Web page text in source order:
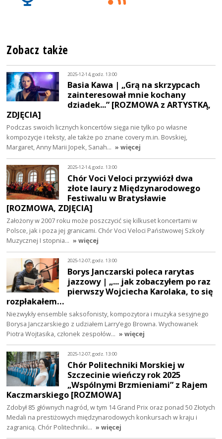
Zobacz także
2025-12-14, godz. 13:00
Basia Kawa | „Grą na skrzypcach
zainteresował mnie kochany
dziadek...” [ROZMOWA z ARTYSTKĄ,
ZDJĘCIA]
Podczas swoich licznych koncertów sięga nie tylko po własne
kompozycje i teksty, ale także po znane covery m.in. Bovskiej,
Margaret, Anny Marii Jopek, Sanah… » więcej
2025-12-14, godz. 13:00
Chór Voci Veloci przywiózł dwa
złote laury z Międzynarodowego
Festiwalu w Bratysławie
[ROZMOWA, ZDJĘCIA]
Założony w 2007 roku może poszczycić się kilkuset koncertami w
Polsce, jak i poza jej granicami. Chór Voci Veloci Państwowej Szkoły
Muzycznej I stopnia… » więcej
2025-12-07, godz. 13:00
Borys Janczarski poleca rarytas
jazzowy | „... jak zobaczyłem po raz
pierwszy Wojciecha Karolaka, to się
rozpłakałem…
Niezwykły ensemble saksofonisty, kompozytora i muzyka sesyjnego
Borysa Janczarskiego z udziałem Larry’ego Browna. Wychowanek
Piotra Wojtasika, członek zespołów… » więcej
2025-12-07, godz. 13:00
Chór Politechniki Morskiej w
Szczecinie wieńczy rok 2025
„Wspólnymi Brzmieniami” z Rajem
Kaczmarskiego [ROZMOWA]
Zdobył 85 głównych nagród, w tym 14 Grand Prix oraz ponad 50 Złotych
Medali na prestiżowych międzynarodowych konkursach w kraju i
zagranicą. Chór Politechniki… » więcej